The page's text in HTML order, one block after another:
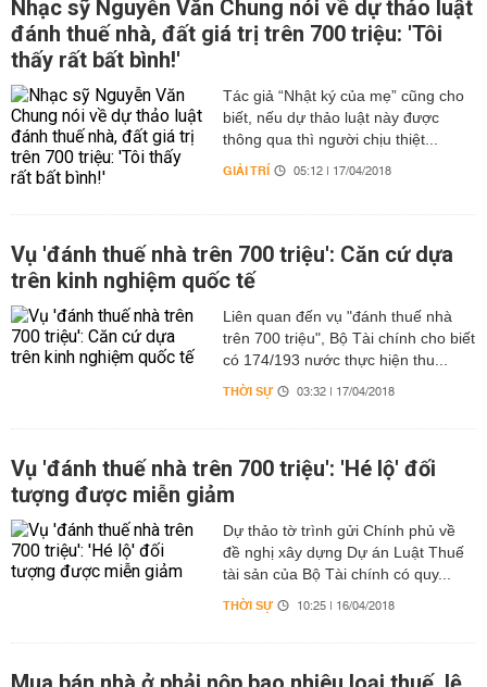
Nhạc sỹ Nguyễn Văn Chung nói về dự thảo luật
đánh thuế nhà, đất giá trị trên 700 triệu: 'Tôi
thấy rất bất bình!'
Tác giả “Nhật ký của mẹ” cũng cho
biết, nếu dự thảo luật này được
thông qua thì người chịu thiệt...
GIẢI TRÍ 05:12 | 17/04/2018
Vụ 'đánh thuế nhà trên 700 triệu': Căn cứ dựa
trên kinh nghiệm quốc tế
Liên quan đến vụ "đánh thuế nhà
trên 700 triệu", Bộ Tài chính cho biết
có 174/193 nước thực hiện thu...
THỜI SỰ 03:32 | 17/04/2018
Vụ 'đánh thuế nhà trên 700 triệu': 'Hé lộ' đối
tượng được miễn giảm
Dự thảo tờ trình gửi Chính phủ về
đề nghị xây dựng Dự án Luật Thuế
tài sản của Bộ Tài chính có quy...
THỜI SỰ 10:25 | 16/04/2018